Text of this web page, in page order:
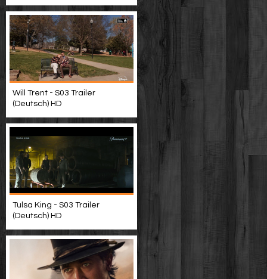
Will Trent - S03 Trailer
(Deutsch) HD
Tulsa King - S03 Trailer
(Deutsch) HD